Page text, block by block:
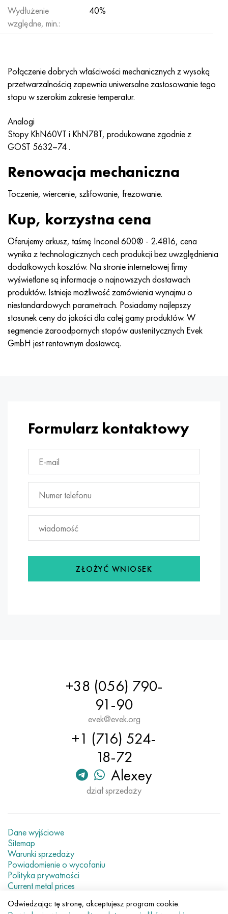
Wydłużenie
względne, min.:
40%
Połączenie dobrych właściwości mechanicznych z wysoką
przetwarzalnością zapewnia uniwersalne zastosowanie tego
stopu w szerokim zakresie temperatur.
Analogi
Stopy KhN60VT i KhN78T, produkowane zgodnie z
GOST 5632–74.
Renowacja mechaniczna
Toczenie, wiercenie, szlifowanie, frezowanie.
Kup, korzystna cena
Oferujemy arkusz, taśmę Inconel 600® - 2.4816, cena
wynika z technologicznych cech produkcji bez uwzględnienia
dodatkowych kosztów. Na stronie internetowej firmy
wyświetlane są informacje o najnowszych dostawach
produktów. Istnieje możliwość zamówienia wynajmu o
niestandardowych parametrach. Posiadamy najlepszy
stosunek ceny do jakości dla całej gamy produktów. W
segmencie żaroodpornych stopów austenitycznych Evek
GmbH jest rentownym dostawcą.
Formularz kontaktowy
ZŁOŻYĆ WNIOSEK
+38 (056) 790-
91-90
evek@evek.org
+1 (716) 524-
18-72
Alexey
dział sprzedaży
Dane wyjściowe
Sitemap
Warunki sprzedaży
Powiadomienie o wycofaniu
Polityka prywatności
Current metal prices
© 2007–2026 «Evek GmbH»
Odwiedzając tę stronę, akceptujesz program cookie.
Nimonic 90
Nimonic 263
Haynesa 188
Hastelloy b2
Hastelloy C-276
Hastelloy C2000
Hastelloy 3
Hastelloy x
Udimet 500
rura precyzyjna
H70MFV
AM-350 - poprawka 5548
AM-355 - poprawka 5547
Grecki Ascoloy 418
45Х14Н14В2М
50X14MF
90X18MF
ac35g2, 36smnpb14, 1.0765
38x2n2ma, 34CrNiMo6, 40NiCrMo7
38h, 37h
38HN3MFA, 35nicrmov12-5
38XM, 42CrMo4, AISI 1.7225
40XFA, 1.7223, AISI 4142
45X, 45h, 1,7035
45HN2MFA, k2425, 45hnmf
A40G, 44smn28, 1.0762, 46s20